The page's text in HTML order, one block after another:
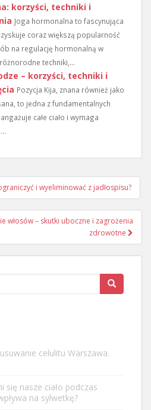
korzyści, techniki i
Joga hormonalna to fascynująca
coraz większą popularność
na regulację hormonalną w
techniki,...
– korzyści, techniki i
Pozycja Kija, znana również jako
to jedna z fundamentalnych
całe ciało i wymaga
i wyeliminować z jadłospisu?
włosów – skutki uboczne i zagrożenia
zdrowotne
celulitu Warszawa.
się nasze ciało podczas
na sylwetkę?